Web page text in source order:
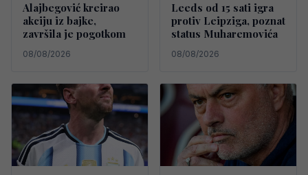
Alajbegović kreirao
akciju iz bajke,
završila je pogotkom
08/08/2026
Leeds od 15 sati igra
protiv Leipziga, poznat
status Muharemovića
08/08/2026